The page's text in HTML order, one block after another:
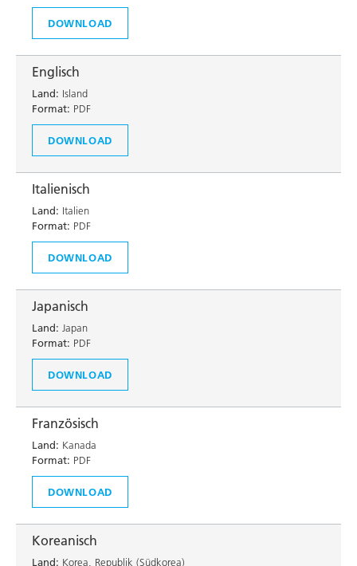
DOWNLOAD
Englisch
Land: Island
Format: PDF
DOWNLOAD
Italienisch
Land: Italien
Format: PDF
DOWNLOAD
Japanisch
Land: Japan
Format: PDF
DOWNLOAD
Französisch
Land: Kanada
Format: PDF
DOWNLOAD
Koreanisch
Land: Korea, Republik (Südkorea)